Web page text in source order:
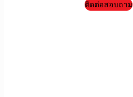
ติดต่อสอบถาม